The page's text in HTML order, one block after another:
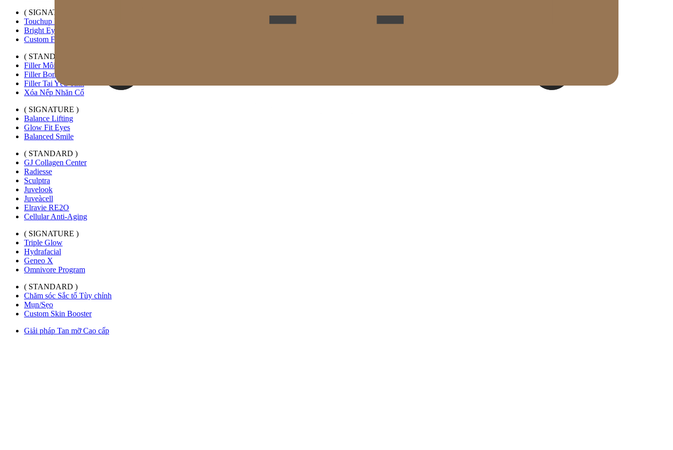
( SIGNATURE )
Touchup Kiss
Bright Eyes
Custom Forehead Filler
( STANDARD )
Filler Môi Mở Rộng Ngang
Filler Bọng Mắt Tùy Chỉnh
Filler Tai Yêu Tinh
Xóa Nếp Nhăn Cổ
( SIGNATURE )
Balance Lifting
Glow Fit Eyes
Balanced Smile
( STANDARD )
GJ Collagen Center
Radiesse
Sculptra
Juvelook
Juveàcell
Elravie RE2O
Cellular Anti-Aging
( SIGNATURE )
Triple Glow
Hydrafacial
Geneo X
Omnivore Program
( STANDARD )
Chăm sóc Sắc tố Tùy chỉnh
Mụn/Sẹo
Custom Skin Booster
Giải pháp Tan mỡ Cao cấp